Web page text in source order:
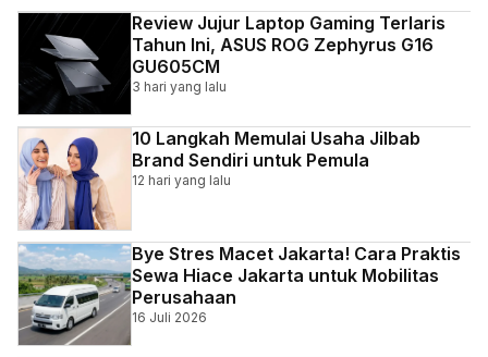
Review Jujur Laptop Gaming Terlaris
Tahun Ini, ASUS ROG Zephyrus G16
GU605CM
3 hari yang lalu
10 Langkah Memulai Usaha Jilbab
Brand Sendiri untuk Pemula
12 hari yang lalu
Bye Stres Macet Jakarta! Cara Praktis
Sewa Hiace Jakarta untuk Mobilitas
Perusahaan
16 Juli 2026